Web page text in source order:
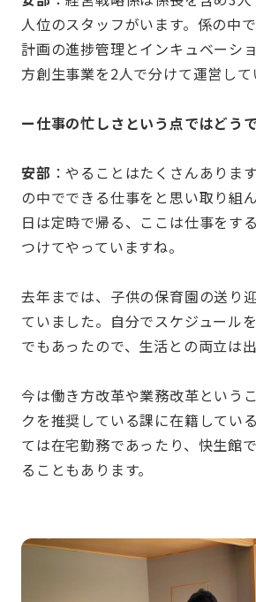
人位のスタッフがいます。係の中
計画の進捗管理とインキュベーシ
方創生事業を2人で分けて運営して
ー仕事の忙しさという点ではどう
安部 ：やることはたくさんありま
の中でできる仕事をと思い取り組
日は定時で帰る、ここは仕事をす
つけてやっていますね。
去年までは、子供の保育園の送り
ていました。自分でスケジュール
でもあったので、生活との両立は出
今は働き方改革や業務改革という
クを推奨している課に在籍してい
ては在宅勤務であったり、快生館
ることもあります。